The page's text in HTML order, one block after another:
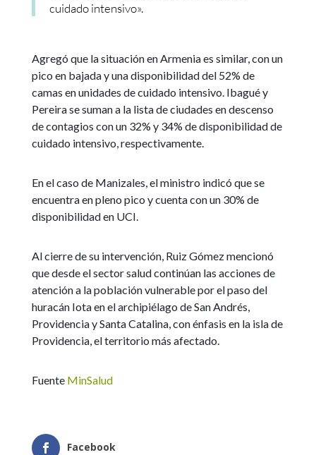
cuidado intensivo».
Agregó que la situación en Armenia es similar, con un
pico en bajada y una disponibilidad del 52% de
camas en unidades de cuidado intensivo. Ibagué y
Pereira se suman a la lista de ciudades en descenso
de contagios con un 32% y 34% de disponibilidad de
cuidado intensivo, respectivamente.
En el caso de Manizales, el ministro indicó que se
encuentra en pleno pico y cuenta con un 30% de
disponibilidad en UCI.
Al cierre de su intervención, Ruiz Gómez mencionó
que desde el sector salud continúan las acciones de
atención a la población vulnerable por el paso del
huracán Iota en el archipiélago de San Andrés,
Providencia y Santa Catalina, con énfasis en la isla de
Providencia, el territorio más afectado.
Fuente MinSalud
Facebook